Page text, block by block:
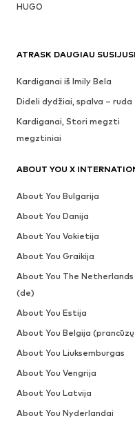
HUGO
ATRASK DAUGIAU
Kardiganai iš Imily Bela
Dideli dydžiai, spalva – ruda
Kardiganai, Stori megzti
megztiniai
ABOUT YOU X
About You Bulgarija
About You Danija
About You Vokietija
About You Graikija
About You The Netherlands
(de)
About You Estija
About You Belgija (prancūzų
About You Liuksemburgas
About You Vengrija
About You Latvija
About You Nyderlandai